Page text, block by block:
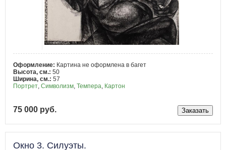
Оформление: Картина не оформлена в багет
Высота, см.: 50
Ширина, см.: 57
Портрет Символизм Темпера Картон
75 000 руб.
Окно 3. Силуэты.